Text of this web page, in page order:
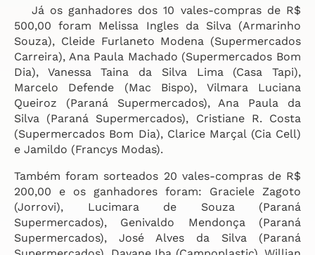
Já os ganhadores dos 10 vales-compras de R$
500,00 foram Melissa Ingles da Silva (Armarinho
Souza), Cleide Furlaneto Modena (Supermercados
Carreira), Ana Paula Machado (Supermercados Bom
Dia), Vanessa Taina da Silva Lima (Casa Tapi),
Marcelo Defende (Mac Bispo), Vilmara Luciana
Queiroz (Paraná Supermercados), Ana Paula da
Silva (Paraná Supermercados), Cristiane R. Costa
(Supermercados Bom Dia), Clarice Marçal (Cia Cell)
e Jamildo (Francys Modas).
Também foram sorteados 20 vales-compras de R$
200,00 e os ganhadores foram: Graciele Zagoto
(Jorrovi), Lucimara de Souza (Paraná
Supermercados), Genivaldo Mendonça (Paraná
Supermercados), José Alves da Silva (Paraná